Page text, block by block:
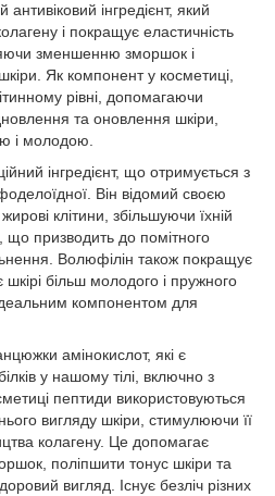
інгредієнт, який
і покращує еластичність
зменшенню зморшок і
Як компонент у косметиці,
рівні, допомагаючи
та оновлення шкіри,
і молодою.
інгредієнт, що отримується з
Він відомий своєю
клітини, збільшуючи їхній
що призводить до помітного
Волюфілін також покращує
шкірі більш молодого і пружного
компонентом для
амінокислот, які є
у нашому тілі, включно з
пептиди використовуються
вигляду шкіри, стимулюючи її
колагену. Це допомагає
поліпшити тонус шкіри та
вигляд. Існує безліч різних